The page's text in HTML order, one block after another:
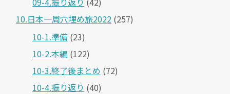
10.日本一周穴埋め旅2022 (257)
10-1.準備 (23)
10-2.本編 (122)
10-3.終了後まとめ (72)
10-4.振り返り (40)